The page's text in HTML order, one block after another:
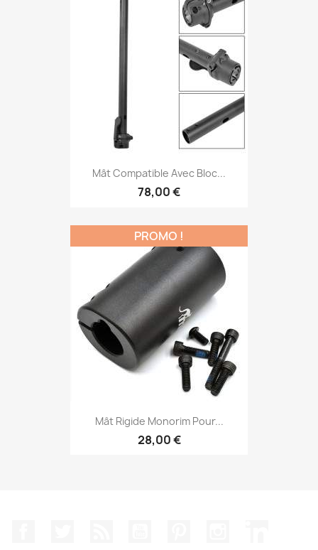
Mât Compatible Avec Bloc...
78,00 €
Mât Rigide Monorim Pour...
28,00 €
PROMO !